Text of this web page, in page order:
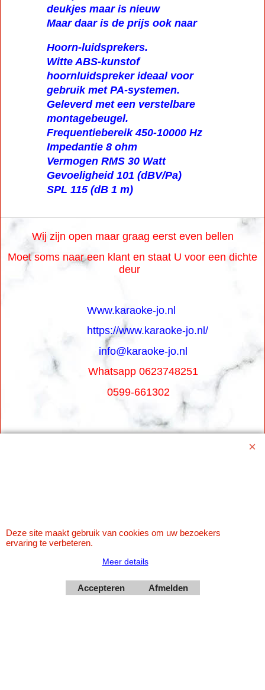
Let op versterker heeft wat kleine
deukjes maar is nieuw
Maar daar is de prijs ook naar
Hoorn-luidsprekers.
Witte ABS-kunstof
hoornluidspreker ideaal voor
gebruik met PA-systemen.
Geleverd met een verstelbare
montagebeugel.
Frequentiebereik 450-10000 Hz
Impedantie 8 ohm
Vermogen RMS 30 Watt
Gevoeligheid 101 (dBV/Pa)
Wij zijn open maar graag eerst even bellen
Moet soms naar een klant en staat U voor een dichte
deur
Www.karaoke-jo.nl
https://www.karaoke-jo.nl/
info@karaoke-jo.nl
Whatsapp 0623748251
0599-661302
Webwinkel gemaakt met
ShopFactory webwinkel
Deze site maakt gebruik van cookies om uw bezoekers
ervaring te verbeteren.
Meer details
Accepteren Afmelden